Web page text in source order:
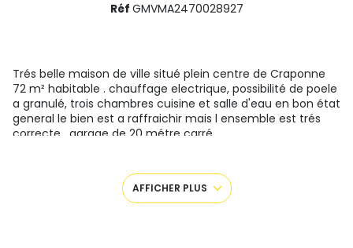
Réf GMVMA2470028927
Trés belle maison de ville situé plein centre de Craponne
72 m² habitable . chauffage electrique, possibilité de poele
a granulé, trois chambres cuisine et salle d'eau en bon état
general le bien est a raffraichir mais l ensemble est trés
correcte . garage de 20 métre carré.
indépendant 43022019000177 tel: O673964747.
SAS FF Immobilier conseils 33 boulevard Maréchal Fayolle
43000 Le Puy-en-Velay Gérant : Mr Faure Guillaume
AFFICHER PLUS